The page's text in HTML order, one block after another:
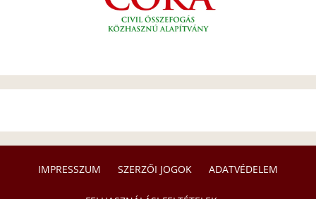
IMPRESSZUM SZERZŐI JOGOK ADATVÉDELEM